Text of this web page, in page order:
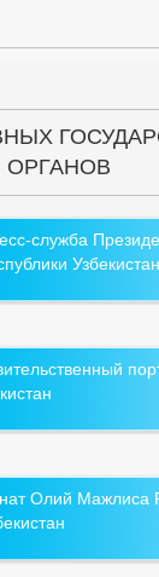
ОРГАНОВ
служба
Узбекистан
Олий Мажлиса